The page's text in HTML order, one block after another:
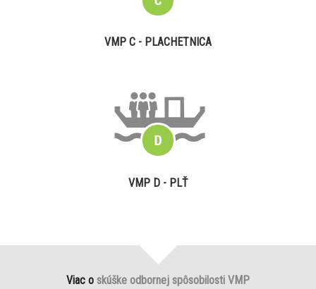
VMP C - PLACHETNICA
VMP D - PLŤ
Viac o skúške odbornej spôsobilosti VMP